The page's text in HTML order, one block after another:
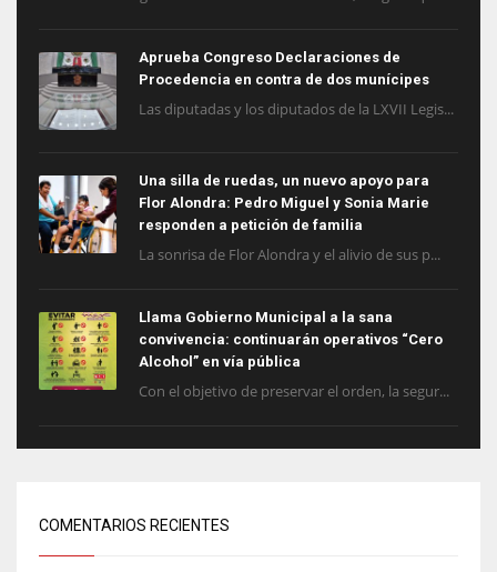
Aprueba Congreso Declaraciones de
Procedencia en contra de dos munícipes
Las diputadas y los diputados de la LXVII Legis...
Una silla de ruedas, un nuevo apoyo para
Flor Alondra: Pedro Miguel y Sonia Marie
responden a petición de familia
La sonrisa de Flor Alondra y el alivio de sus p...
Llama Gobierno Municipal a la sana
convivencia: continuarán operativos “Cero
Alcohol” en vía pública
Con el objetivo de preservar el orden, la segur...
COMENTARIOS RECIENTES